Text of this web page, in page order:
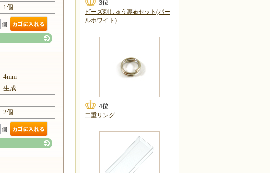
1個
個
4mm
生成
2個
個
ビーズ刺しゅう裏布セット(パー
ルホワイト)
二重リング